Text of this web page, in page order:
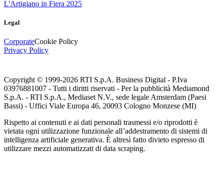
L'Artigiano in Fiera 2025
Legal
CorporateCookie Policy
Privacy Policy
Copyright © 1999-2026 RTI S.p.A. Business Digital - P.Iva
03976881007 - Tutti i diritti riservati - Per la pubblicità Mediamond
S.p.A. - RTI S.p.A., Mediaset N.V., sede legale Amsterdam (Paesi
Bassi) - Uffici Viale Europa 46, 20093 Cologno Monzese (MI)
Rispetto ai contenuti e ai dati personali trasmessi e/o riprodotti è
vietata ogni utilizzazione funzionale all’addestramento di sistemi di
intelligenza artificiale generativa. È altresì fatto divieto espresso di
utilizzare mezzi automatizzati di data scraping.